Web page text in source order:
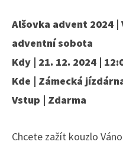
Alšovka advent 2024 |
adventní sobota
Kdy | 21. 12. 2024 |
Kde | Zámecká
Vstup | Zdarma
Chcete zažít kouzlo